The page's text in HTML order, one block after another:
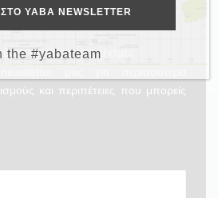
να γυρίσεις τον κόσμο;
και περιπέτειες που μπορείς
the #yabateam